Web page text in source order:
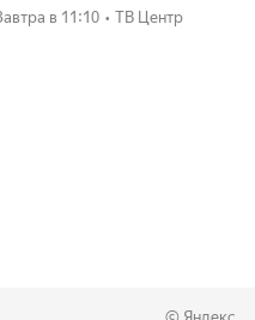
Завтра в 11:10 • ТВ Центр